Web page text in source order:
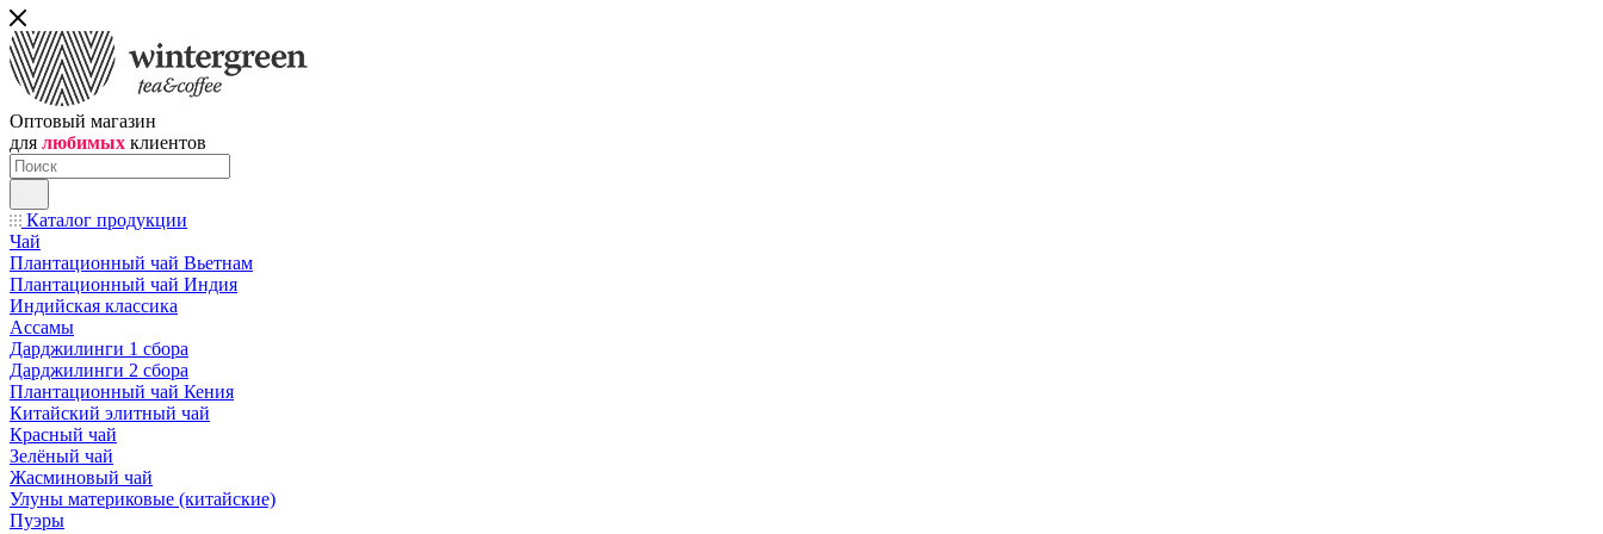
Оптовый магазин
для любимых клиентов
Каталог продукции
Чай
Плантационный чай Вьетнам
Плантационный чай Индия
Индийская классика
Ассамы
Дарджилинги 1 сбора
Дарджилинги 2 сбора
Плантационный чай Кения
Китайский элитный чай
Красный чай
Зелёный чай
Жасминовый чай
Улуны материковые (китайские)
Пуэры